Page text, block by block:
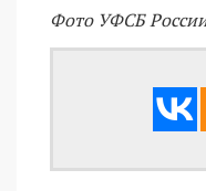
Фото УФСБ